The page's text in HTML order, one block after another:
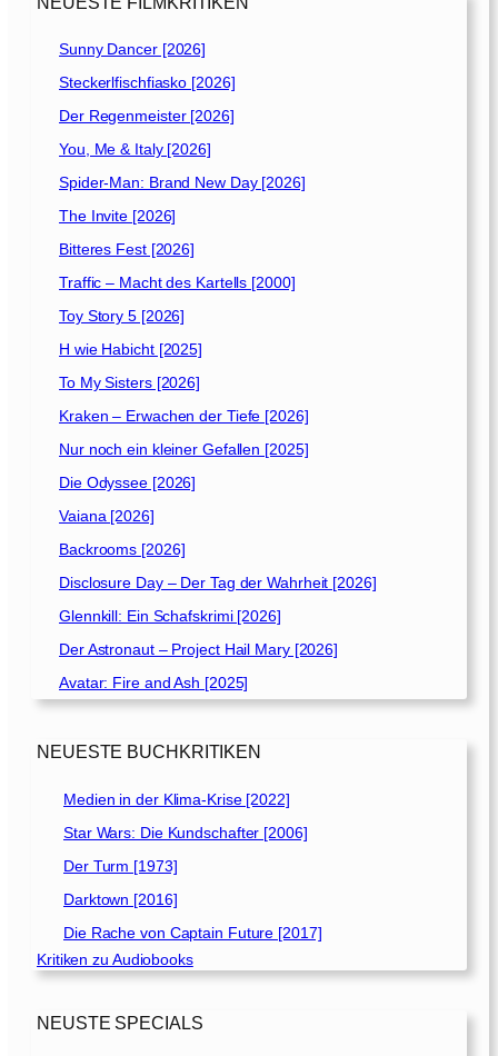
Sunny Dancer [2026]
Steckerlfischfiasko [2026]
Der Regenmeister [2026]
You, Me & Italy [2026]
Spider-Man: Brand New Day [2026]
The Invite [2026]
Bitteres Fest [2026]
Traffic – Macht des Kartells [2000]
Toy Story 5 [2026]
H wie Habicht [2025]
To My Sisters [2026]
Kraken – Erwachen der Tiefe [2026]
Nur noch ein kleiner Gefallen [2025]
Die Odyssee [2026]
Vaiana [2026]
Backrooms [2026]
Disclosure Day – Der Tag der Wahrheit [2026]
Glennkill: Ein Schafskrimi [2026]
Der Astronaut – Project Hail Mary [2026]
Avatar: Fire and Ash [2025]
NEUESTE BUCHKRITIKEN
Medien in der Klima-Krise [2022]
Star Wars: Die Kundschafter [2006]
Der Turm [1973]
Darktown [2016]
Die Rache von Captain Future [2017]
Kritiken zu Audiobooks
NEUSTE SPECIALS